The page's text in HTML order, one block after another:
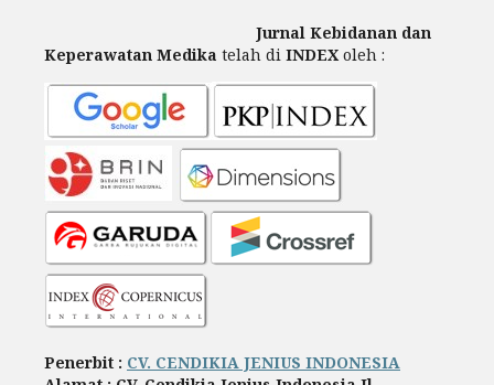
Jurnal Kebidanan dan
Keperawatan Medika telah di INDEX oleh :
Penerbit : CV. CENDIKIA JENIUS INDONESIA